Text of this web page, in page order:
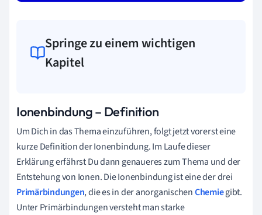
Springe zu einem wichtigen
Kapitel
Ionenbindung – Definition
Um Dich in das Thema einzuführen, folgt jetzt vorerst eine
kurze Definition der Ionenbindung. Im Laufe dieser
Erklärung erfährst Du dann genaueres zum Thema und der
Entstehung von Ionen. Die Ionenbindung ist eine der drei
Primärbindungen, die es in der anorganischenChemiegibt.
Unter Primärbindungen versteht man starke